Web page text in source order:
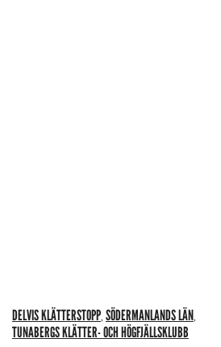
DELVIS KLÄTTERSTOPP, SÖDERMANLANDS LÄN,
TUNABERGS KLÄTTER- OCH HÖGFJÄLLSKLUBB